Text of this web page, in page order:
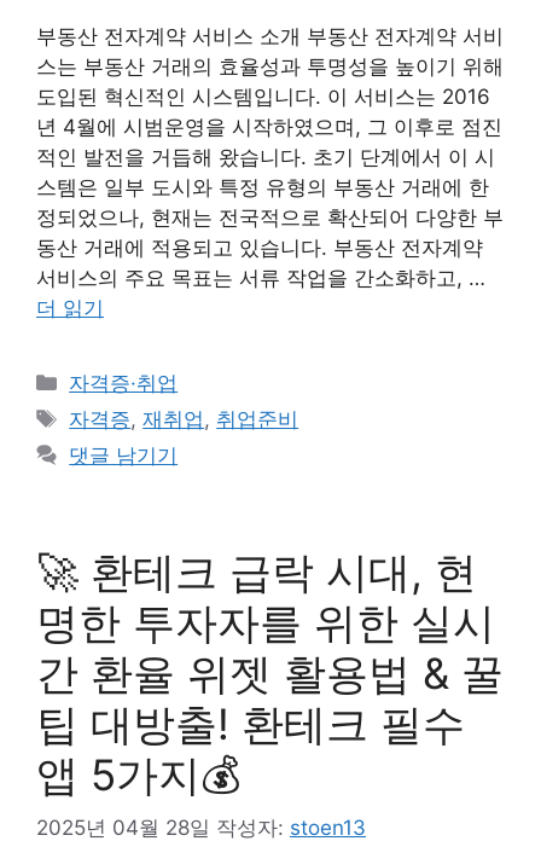
부동산 전자계약 서비스 소개 부동산 전자계약 서비
스는 부동산 거래의 효율성과 투명성을 높이기 위해
도입된 혁신적인 시스템입니다. 이 서비스는 2016
년 4월에 시범운영을 시작하였으며, 그 이후로 점진
적인 발전을 거듭해 왔습니다. 초기 단계에서 이 시
스템은 일부 도시와 특정 유형의 부동산 거래에 한
정되었으나, 현재는 전국적으로 확산되어 다양한 부
동산 거래에 적용되고 있습니다. 부동산 전자계약
서비스의 주요 목표는 서류 작업을 간소화하고, …
더 읽기
카
테
고
리
자격증·취업
태
그
자격증,재취업 , 취업준비
댓글 남기기
🚀 환테크 급락 시대, 현
명한 투자자를 위한 실시
간 환율 위젯 활용법 & 꿀
팁 대방출! 환테크 필수
앱 5가지💰
2025년 04월 28일 작성자: stoen13